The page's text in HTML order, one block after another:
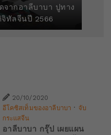
จากอาลีบาบา ปูทาง
ทัลจีนปี 2566
20/10/2020
อีโคซิสเท็มของอาลีบาบา · จับ
กระแสจีน
อาลีบาบา กรุ๊ป เผยแผน